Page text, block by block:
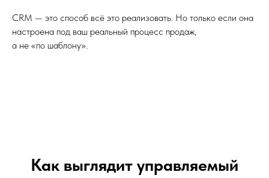
CRM — это способ всё это реализовать. Но только если она
настроена под ваш реальный процесс продаж,
а не «по шаблону».
Как выглядит управляемый